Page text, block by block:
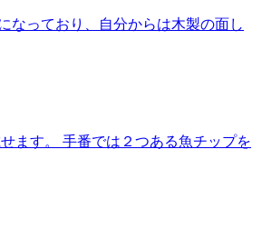
なっており、自分からは木製の面し
ます。 手番では２つある魚チップを